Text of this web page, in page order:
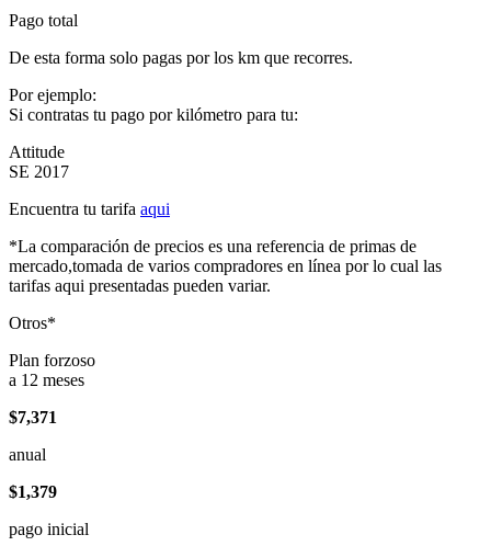
Pago total
De esta forma solo pagas por los km que recorres.
Por ejemplo:
Si contratas tu pago por kilómetro para tu:
Attitude
SE 2017
Encuentra tu tarifa aqui
*La comparación de precios es una referencia de primas de
mercado,tomada de varios compradores en línea por lo cual las
tarifas aqui presentadas pueden variar.
Otros*
Plan forzoso
a 12 meses
$7,371
anual
$1,379
pago inicial